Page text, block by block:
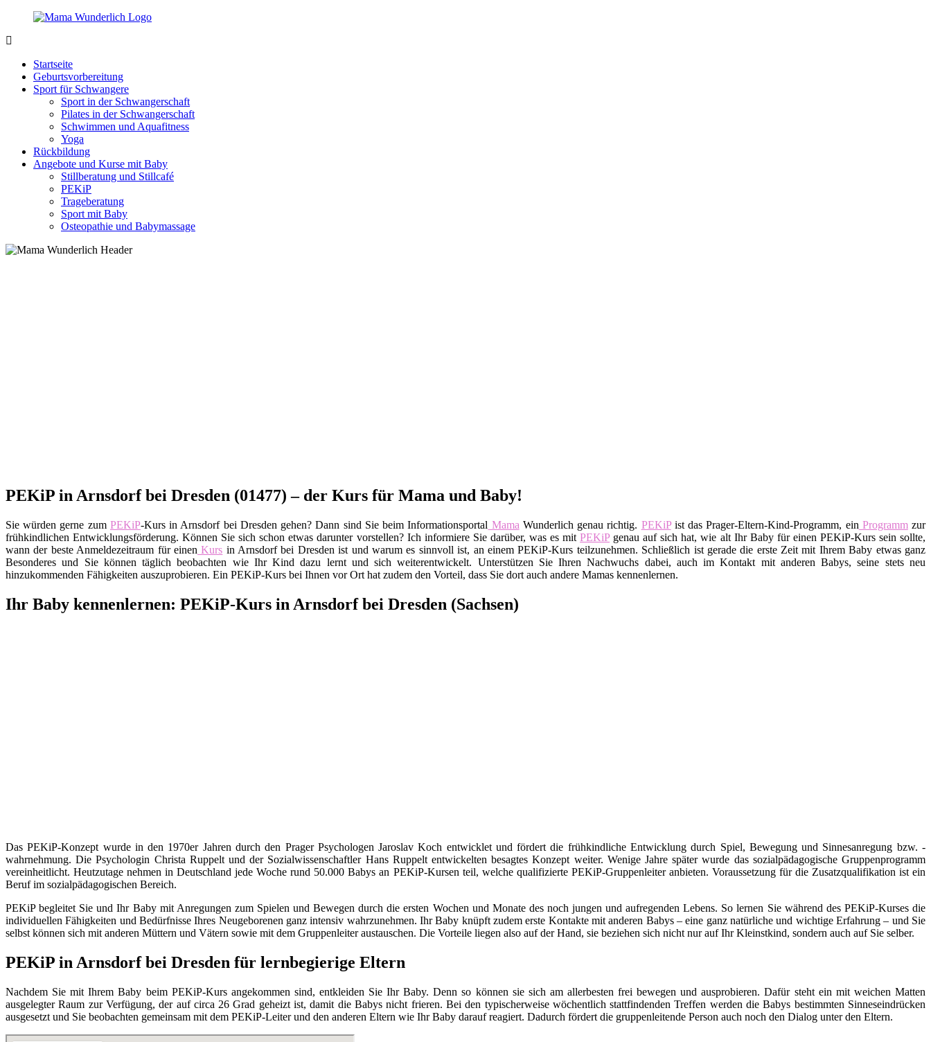
Zurück
Inhalt
sein
wunderbar!
Startseite
Geburtsvorbereitung
Sport für Schwangere
Sport in der Schwangerschaft
Pilates in der Schwangerschaft
Schwimmen und Aquafitness
Yoga
Rückbildung
Angebote und Kurse mit Baby
Stillberatung und Stillcafé
PEKiP
Trageberatung
Sport mit Baby
Osteopathie und Babymassage
PEKiP in Arnsdorf bei Dresden (01477) – der Kurs für Mama und Baby!
Sie würden gerne zum PEKiP-Kurs in Arnsdorf bei Dresden gehen? Dann sind Sie beim Informationsportal Mama Wunderlich genau richtig. PEKiPist das Prager-Eltern-Kind-Programm, ein Programmzur
frühkindlichen Entwicklungsförderung. Können Sie sich schon etwas darunter vorstellen? Ich informiere Sie darüber, was es mitPEKiPgenau auf sich hat, wie alt Ihr Baby für einen PEKiP-Kurs sein sollte,
wann der beste Anmeldezeitraum für einen Kurs in Arnsdorf bei Dresden ist und warum es sinnvoll ist, an einem PEKiP-Kurs teilzunehmen. Schließlich ist gerade die erste Zeit mit Ihrem Baby etwas ganz
Besonderes und Sie können täglich beobachten wie Ihr Kind dazu lernt und sich weiterentwickelt. Unterstützen Sie Ihren Nachwuchs dabei, auch im Kontakt mit anderen Babys, seine stets neu
hinzukommenden Fähigkeiten auszuprobieren. Ein PEKiP-Kurs bei Ihnen vor Ort hat zudem den Vorteil, dass Sie dort auch andere Mamas kennenlernen.
Ihr Baby kennenlernen: PEKiP-Kurs in Arnsdorf bei Dresden (Sachsen)
Das PEKiP-Konzept wurde in den 1970er Jahren durch den Prager Psychologen Jaroslav Koch entwicklet und fördert die frühkindliche Entwicklung durch Spiel, Bewegung und Sinnesanregung bzw. -
wahrnehmung. Die Psychologin Christa Ruppelt und der Sozialwissenschaftler Hans Ruppelt entwickelten besagtes Konzept weiter. Wenige Jahre später wurde das sozialpädagogische Gruppenprogramm
vereinheitlicht. Heutzutage nehmen in Deutschland jede Woche rund 50.000 Babys an PEKiP-Kursen teil, welche qualifizierte PEKiP-Gruppenleiter anbieten. Voraussetzung für die Zusatzqualifikation ist ein
Beruf im sozialpädagogischen Bereich.
PEKiP begleitet Sie und Ihr Baby mit Anregungen zum Spielen und Bewegen durch die ersten Wochen und Monate des noch jungen und aufregenden Lebens. So lernen Sie während des PEKiP-Kurses die
individuellen Fähigkeiten und Bedürfnisse Ihres Neugeborenen ganz intensiv wahrzunehmen. Ihr Baby knüpft zudem erste Kontakte mit anderen Babys – eine ganz natürliche und wichtige Erfahrung – und Sie
selbst können sich mit anderen Müttern und Vätern sowie mit dem Gruppenleiter austauschen. Die Vorteile liegen also auf der Hand, sie beziehen sich nicht nur auf Ihr Kleinstkind, sondern auch auf Sie selber.
PEKiP in Arnsdorf bei Dresden für lernbegierige Eltern
Nachdem Sie mit Ihrem Baby beim PEKiP-Kurs angekommen sind, entkleiden Sie Ihr Baby. Denn so können sie sich am allerbesten frei bewegen und ausprobieren. Dafür steht ein mit weichen Matten
ausgelegter Raum zur Verfügung, der auf circa 26 Grad geheizt ist, damit die Babys nicht frieren. Bei den typischerweise wöchentlich stattfindenden Treffen werden die Babys bestimmten Sinneseindrücken
ausgesetzt und Sie beobachten gemeinsam mit dem PEKiP-Leiter und den anderen Eltern wie Ihr Baby darauf reagiert. Dadurch fördert die gruppenleitende Person auch noch den Dialog unter den Eltern.